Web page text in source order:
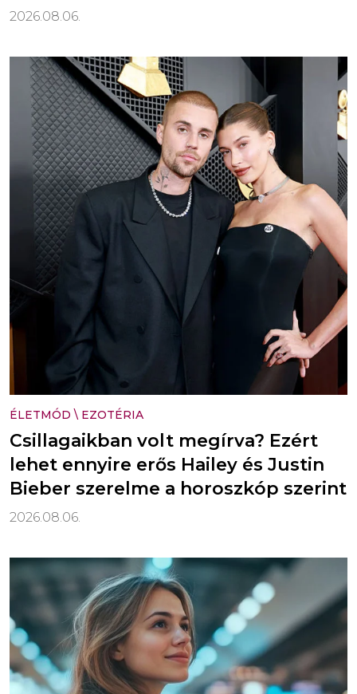
2026.08.06.
ÉLETMÓD \ EZOTÉRIA
Csillagaikban volt megírva? Ezért
lehet ennyire erős Hailey és Justin
Bieber szerelme a horoszkóp szerint
2026.08.06.